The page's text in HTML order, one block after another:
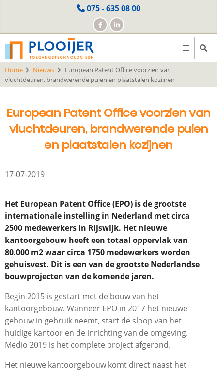
content
075 - 635 08 00
Home Nieuws
European Patent Office voorzien van
vluchtdeuren, brandwerende puien en plaatstalen kozijnen
European Patent Office voorzien van
vluchtdeuren, brandwerende puien
en plaatstalen kozijnen
17-07-2019
Het European Patent Office (EPO) is de grootste
internationale instelling in Nederland met circa
2500 medewerkers in Rijswijk. Het nieuwe
kantoorgebouw heeft een totaal oppervlak van
80.000 m2waar circa 1750 medewerkers worden
gehuisvest. Dit is een van de grootste Nederlandse
bouwprojecten van de komende jaren.
Begin 2015 is gestart met de bouw van het
kantoorgebouw. Wanneer EPO in 2017 het nieuwe
gebouw in gebruik neemt, start de sloop van het
huidige kantoor en de inrichting van de omgeving.
Medio 2019 is het complete project afgerond.
Het nieuwe kantoorgebouw komt direct naast het